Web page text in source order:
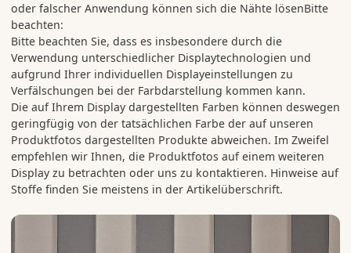
oder falscher Anwendung können sich die Nähte lösenBitte
beachten:
Bitte beachten Sie, dass es insbesondere durch die
Verwendung unterschiedlicher Displaytechnologien und
aufgrund Ihrer individuellen Displayeinstellungen zu
Verfälschungen bei der Farbdarstellung kommen kann.
Die auf Ihrem Display dargestellten Farben können deswegen
geringfügig von der tatsächlichen Farbe der auf unseren
Produktfotos dargestellten Produkte abweichen. Im Zweifel
empfehlen wir Ihnen, die Produktfotos auf einem weiteren
Display zu betrachten oder uns zu kontaktieren. Hinweise auf